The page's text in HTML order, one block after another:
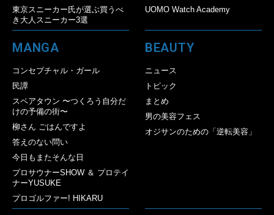
東京スニーカー氏が選ぶ買うべ
き大人スニーカー3選
UOMO Watch Academy
MANGA
コンセプチャル・ガール
民譚
スペアタウン 〜つくろう自分だ
けの予備の街〜
柳さん ごはんですよ
答えのない問い
今日もまたそんな日
プロサウナーSHOW ＆ プロテイ
ナーYUSUKE
プロゴルファー! HIKARU
BEAUTY
ニュース
トピック
まとめ
男の美容フェス
オジサンのための「逆転美容」